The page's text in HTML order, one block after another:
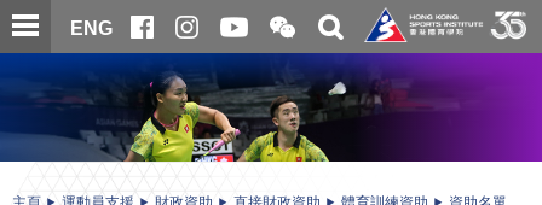
跳
至
內
ENG
開
合
微
信
二
維
碼
關
搜
尋
内